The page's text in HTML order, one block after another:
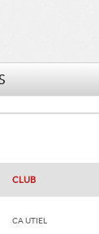
CLUB
CA UTIEL